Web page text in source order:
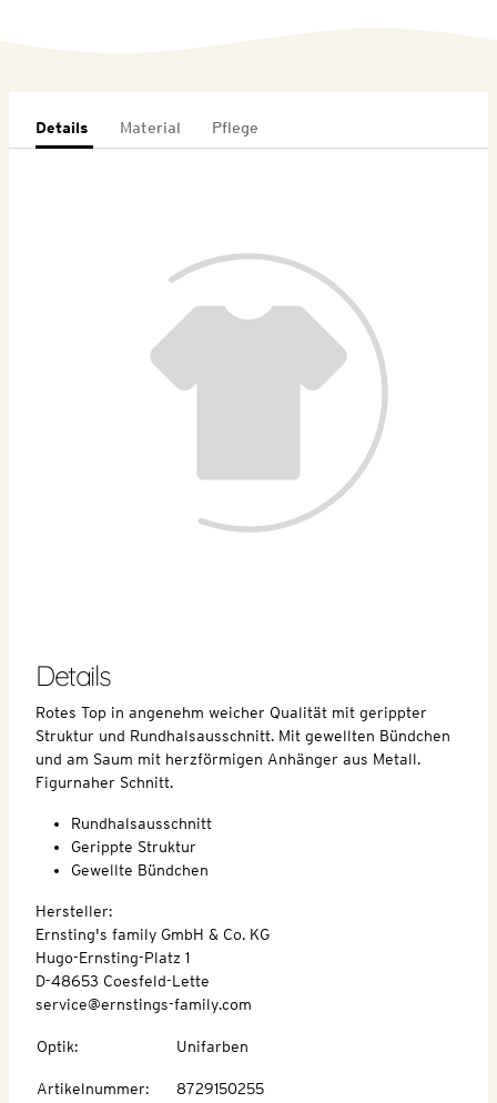
Details Material Pflege
Details
Rotes Top in angenehm weicher Qualität mit gerippter
Struktur und Rundhalsausschnitt. Mit gewellten Bündchen
und am Saum mit herzförmigen Anhänger aus Metall.
Figurnaher Schnitt.
Rundhalsausschnitt
Gerippte Struktur
Gewellte Bündchen
Hersteller:
Ernsting's family GmbH & Co. KG
Hugo-Ernsting-Platz 1
D-48653 Coesfeld-Lette
service@ernstings-family.com
Optik: Unifarben
Artikelnummer: 8729150255